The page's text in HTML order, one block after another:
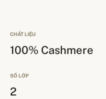
CHẤT LIỆU
100% Cashmere
SỐ LỚP
2